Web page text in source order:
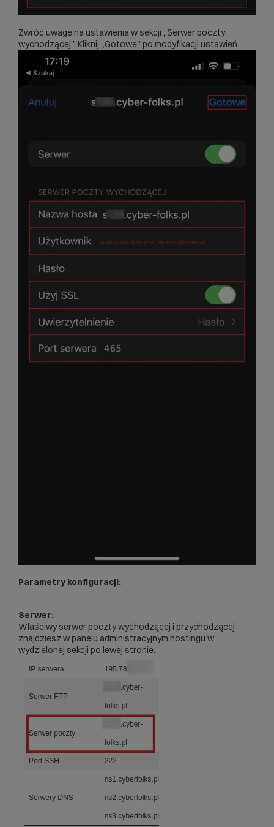
Zwróć uwagę na ustawienia w sekcji „Serwer poczty
wychodzącej”. Kliknij „Gotowe” po modyfikacji ustawień.
Parametry konfiguracji:
Serwer:
Właściwy serwer poczty wychodzącej i przychodzącej
znajdziesz w panelu administracyjnym hostingu w
wydzielonej sekcji po lewej stronie: